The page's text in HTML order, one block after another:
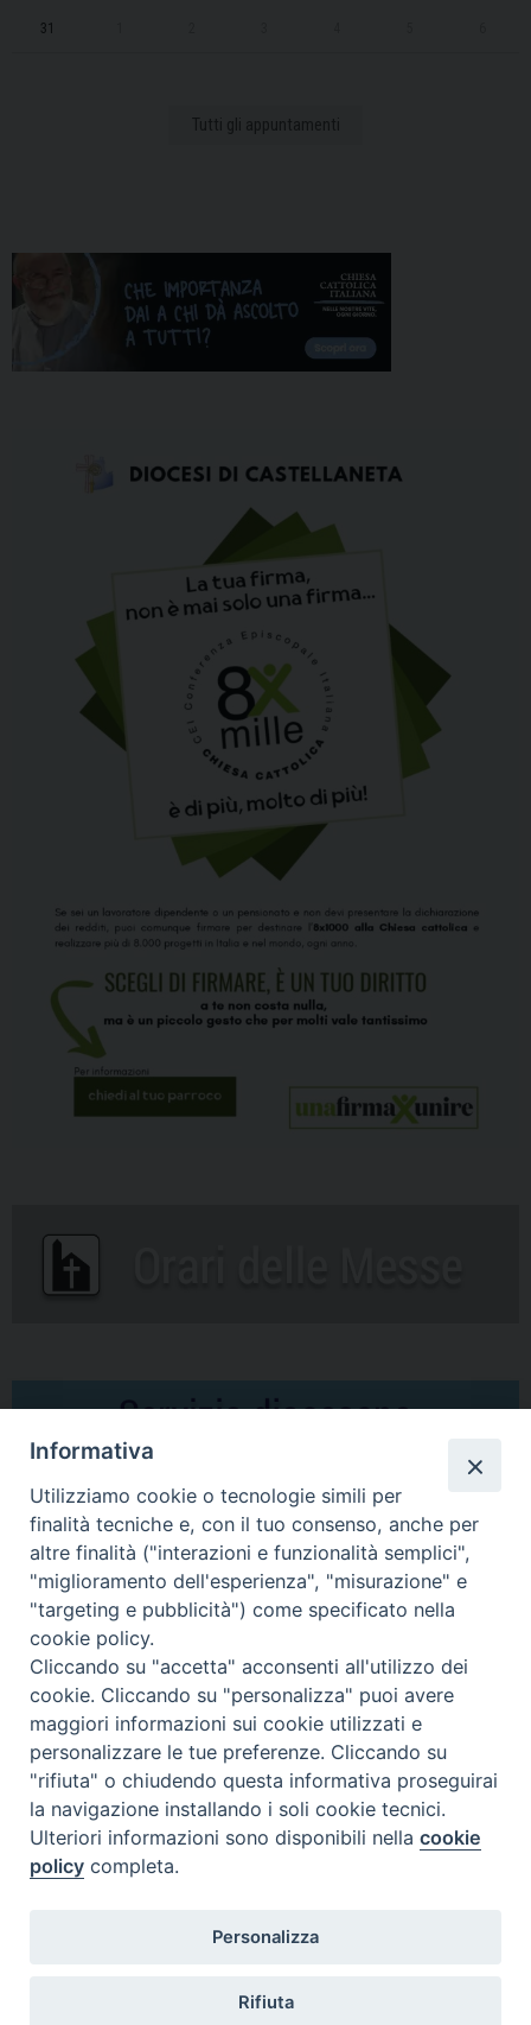
31
Tutti gli appuntamenti
Comunicati Stampa
Il cordoglio dei Vescovi di Puglia per la morte di S.E.R. Mons. Agostino
Superbo
Nasce la Consulta Diocesana delle Aggregazioni Laicali di Castellaneta
Archivio comunicati stampa
2026 © Diocesi di Castellaneta
Informativa
Utilizziamo cookie o tecnologie simili per
finalità tecniche e, con il tuo consenso, anche per
altre finalità ("interazioni e funzionalità semplici",
"miglioramento dell'esperienza", "misurazione" e
"targeting e pubblicità") come specificato nella
cookie policy.
Cliccando su "accetta" acconsenti all'utilizzo dei
cookie. Cliccando su "personalizza" puoi avere
maggiori informazioni sui cookie utilizzati e
personalizzare le tue preferenze. Cliccando su
"rifiuta" o chiudendo questa informativa proseguirai
la navigazione installando i soli cookie tecnici.
Ulteriori informazioni sono disponibili nellacookie
policy completa.
Personalizza
Rifiuta